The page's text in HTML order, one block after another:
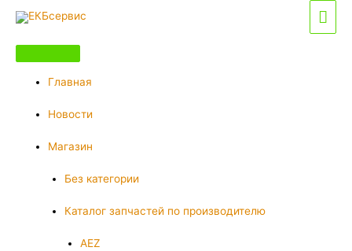
Перейти
содержимому
Главная
Новости
Магазин
Без категории
Каталог запчастей по производителю
AEZ